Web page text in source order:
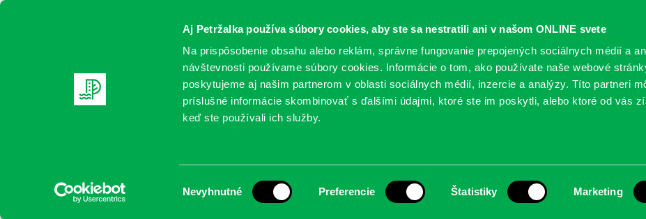
Aj Petržalka používa súbory cookies, aby ste sa nestratili ani v našom ONLINE svete
Na prispôsobenie obsahu alebo reklám, správne fungovanie prepojených sociálnych médií a
návštevnosti používame súbory cookies. Informácie o tom, ako používate naše webové
poskytujeme aj našim partnerom v oblasti sociálnych médií, inzercie a analýzy. Títo partneri
príslušné informácie skombinovať s ďalšími údajmi, ktoré ste im poskytli, alebo ktoré od vás
keď ste používali ich služby.
súhlasu
Nevyhnutné Preferencie Štatistiky Marketing
REGISTRUJTE SA ONLINE KATALÓGY SLUŽBY PODUJATIA POBOČKY O
Roth, V.: Zárezy smrti